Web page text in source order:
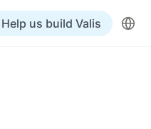
Help us build Valis